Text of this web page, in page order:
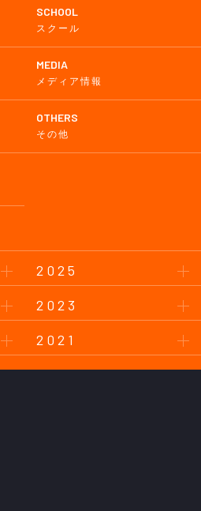
SCHOOL
スクール
MEDIA
メディア情報
OTHERS
その他
2025
2023
2021
2019